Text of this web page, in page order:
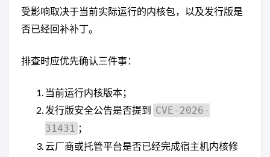
受影响取决于当前实际运行的内核包，以及发行版是
否已经回补补丁。
排查时应优先确认三件事：
当前运行内核版本；
发行版安全公告是否提到 CVE-2026-
31431 ；
云厂商或托管平台是否已经完成宿主机内核修